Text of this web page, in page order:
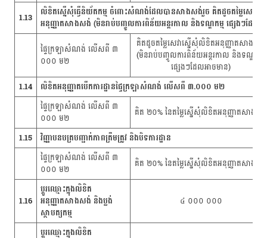
1.13
លិខិតស្នើសុំធ្វើនិយ័តកម្ម ចំពោះសំណង់ដែលបានសាងសង់រួច គិតដូចតម្លៃសេវា
អនុញ្ញាតសាងសង់ (មិនរាប់បញ្ចូលការពិន័យអន្តរកាល និងទណ្ឌកម្ម ផ្សេងៗដែលអ
ផ្ទៃក្រឡាសំណង់ លើសពី ៣
០០០ ម២
គិតដូចតម្លៃសេវាស្នើសុំលិខិតអនុញ្ញាតសាងសង់
(មិនរាប់បញ្ចូលការពិន័យអន្តរកាល និងទណ្ឌកម្ម
ផ្សេងៗដែលអាចមាន)
1.14
លិខិតអនុញ្ញាតបើកការដ្ឋានផ្ទៃក្រឡាសំណង់ លើសពី ៣.០០០ ម២
ផ្ទៃក្រឡាសំណង់ លើសពី ៣
០០០ ម២
គិត ២០% នៃតម្លៃស្នើសុំលិខិតអនុញ្ញាតសាងសង់
1.15 វិញ្ញាបនបត្របញ្ជាក់ភាពត្រឹមត្រូវ និងបិទការដ្ឋាន
ផ្ទៃក្រឡាសំណង់ លើសពី ៣
០០០ ម២
គិត ២០% នៃតម្លៃស្នើសុំលិខិតអនុញ្ញាតសាងសង់
1.16
ប្ដូរឈ្មោះក្នុងលិខិត
អនុញ្ញាតសាងសង់ និងប្លង់
ស្ថាបត្យកម្ម
៤ ០០០ ០០០
ប្តូរឈ្មោះក្នុងលិខិត